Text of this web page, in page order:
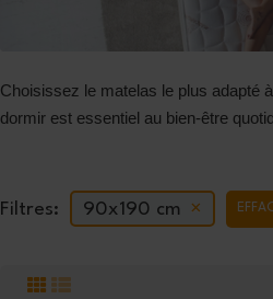
Choisissez le matelas le plus adapté
dormir est essentiel au bien-être
Filtres: 90x190 cm